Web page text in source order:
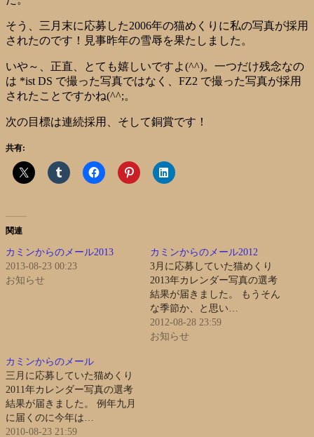
そう、三月末に応募した2006年の猫めくりに私の写真が採用
されたのです！見事昨年の雪辱を果たしました。
いや～、正直、とても嬉しいですよ(^^)。一つだけ残念なの
は *ist DS で撮った写真ではなく、FZ2 で撮った写真が採用
されたことですかね(^^;。
次の目標は連続採用、そして銅賞です！
共有:
関連
カミンからのメール2013
2013-08-23 00:23
お知らせ
カミンからのメール2012
3月に応募していた猫めくり
2013年カレンダー写真の選考
結果が届きました。 もうそん
な季節か、と思い…
2012-08-28 23:59
お知らせ
カミンからのメール
三月に応募していた猫めくり
2011年カレンダー写真の選考
結果が届きました。 例年九月
に届くのに今年は…
2010-08-23 21:59